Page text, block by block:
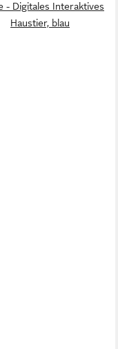
- Digitales Interaktives
Haustier, blau